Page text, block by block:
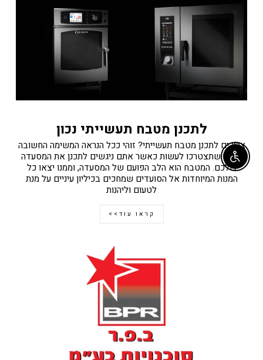
לתכנן מטבח תעשייתי נכון
צריכים לתכנן מטבח תעשייתי? זוהי ככל הנראה המשימה החשובה
ביותר שתצטרכו לעשות כאשר אתם ניגשים לתכנן את המסעדה
שלכם. המטבח הוא הלב הפועם של המסעדה, וממנו יצאו כל
המנות המיוחדות אל הסועדים שמחכים בכיליון עיניים על מנת
לטעום וליהנות
קראו עוד>>
Enable accessibility